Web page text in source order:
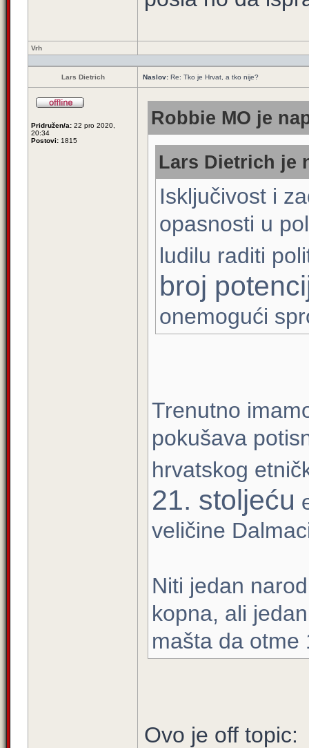
Vrh
Lars Dietrich Naslov: Re: Tko je Hrvat, a tko nije?
Pridružen/a: 22 pro 2020,
20:34
Postovi: 1815
Robbie MO je
Lars Dietrich je
Isključivost i
opasnosti u
ludilu raditi
broj
onemogući
Trenutno
pokušava
hrvatskog
21. stoljeću
veličine
Niti jedan
kopna, ali
mašta da otme
Ovo je off topic: